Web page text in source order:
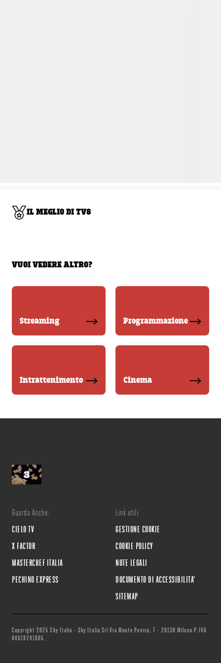
IL MEGLIO DI TV8
VUOI VEDERE ALTRO?
Streaming Programmazione
Intrattenimento Cinema
Guarda Anche:
CIELO TV
X FACTOR
MASTERCHEF ITALIA
PECHINO EXPRESS
Link utili:
GESTIONE COOKIE
COOKIE POLICY
NOTE LEGALI
DOCUMENTO DI ACCESSIBILITA'
SITEMAP
Copyright 2025 Sky Italia - Sky Italia Srl Via Monte Penice, 7 - 20138 Milano P.IVA
04619241005.